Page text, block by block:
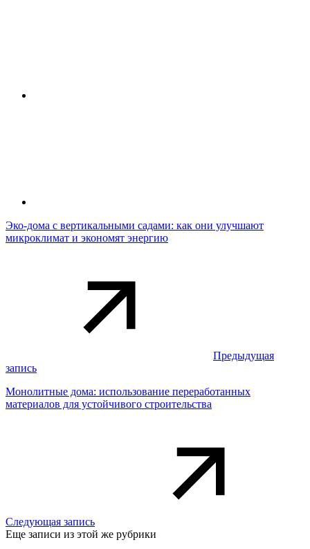
Эко-дома с вертикальными садами: как они улучшают
микроклимат и экономят энергию
Предыдущая
запись
Монолитные дома: использование переработанных
материалов для устойчивого строительства
Следующая запись
Еще записи из этой же рубрики